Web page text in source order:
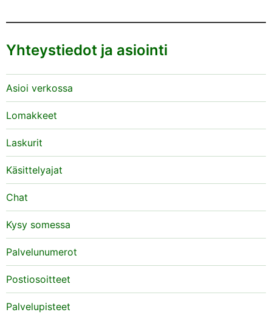
Yhteystiedot ja asiointi
Asioi verkossa
Lomakkeet
Laskurit
Käsittelyajat
Chat
Kysy somessa
Palvelunumerot
Postiosoitteet
Palvelupisteet